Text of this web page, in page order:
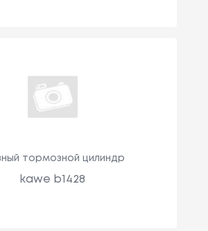
тормозной цилиндр
kawe b1428